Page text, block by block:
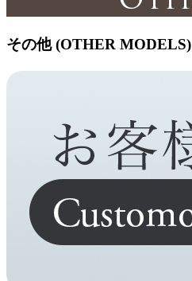
その他 (OTHER MODELS)